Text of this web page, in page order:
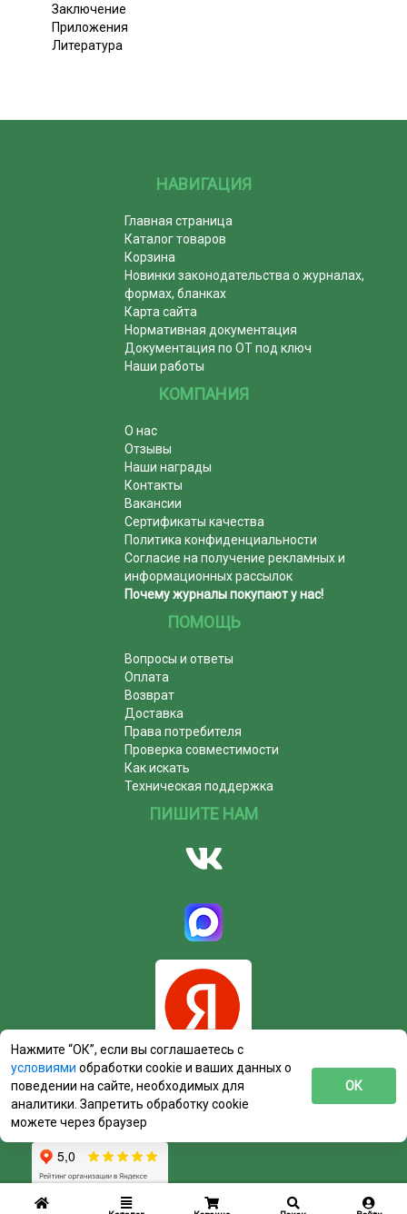
Заключение
Приложения
Литература
НАВИГАЦИЯ
Главная страница
Каталог товаров
Корзина
Новинки законодательства о журналах,
формах, бланках
Карта сайта
Нормативная документация
Документация по ОТ под ключ
Наши работы
КОМПАНИЯ
О нас
Отзывы
Наши награды
Контакты
Вакансии
Сертификаты качества
Политика конфиденциальности
Согласие на получение рекламных и
информационных рассылок
Почему журналы покупают у нас!
ПОМОЩЬ
Вопросы и ответы
Оплата
Возврат
Доставка
Права потребителя
Проверка совместимости
Как искать
Техническая поддержка
ПИШИТЕ НАМ
Нажмите “ОК”, если вы соглашаетесь с
условиями обработки cookie и ваших данных о
поведении на сайте, необходимых для
аналитики. Запретить обработку cookie
можете через браузер
ОК